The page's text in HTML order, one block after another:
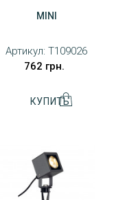
MINI
Артикул: T109026
762 грн.